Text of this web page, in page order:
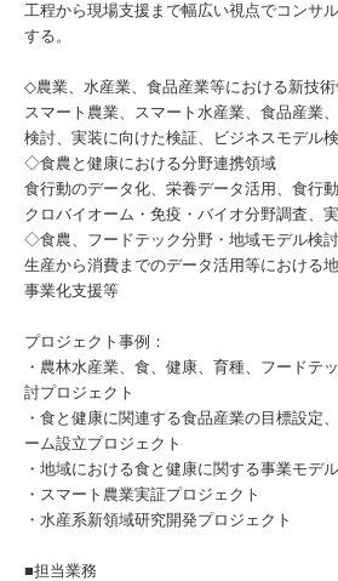
工程から現場支援まで幅広い視点でコンサ
する。
◇農業、水産業、食品産業等における新技
スマート農業、スマート水産業、食品産業
検討、実装に向けた検証、ビジネスモデル
◇食農と健康における分野連携領域
食行動のデータ化、栄養データ活用、食行
クロバイオーム・免疫・バイオ分野調査、
◇食農、フードテック分野・地域モデル検
生産から消費までのデータ活用等における
事業化支援等
プロジェクト事例：
・農林水産業、食、健康、育種、フードテ
討プロジェクト
・食と健康に関連する食品産業の目標設定
ーム設立プロジェクト
・地域における食と健康に関する事業モデ
・スマート農業実証プロジェクト
・水産系新領域研究開発プロジェクト
■担当業務